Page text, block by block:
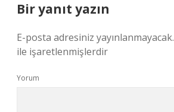
Bir yanıt yazın
E-posta adresiniz yayınlanmayacak.
ile işaretlenmişlerdir
Yorum